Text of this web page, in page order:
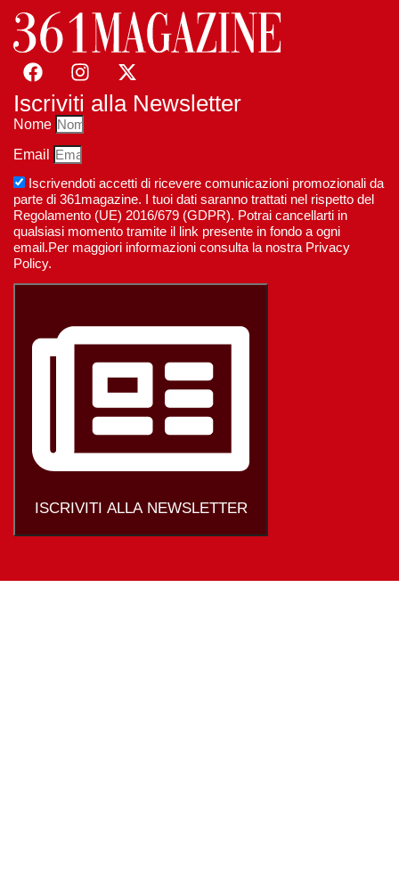
Iscriviti alla Newsletter
Nome
Email
Iscrivendoti accetti di ricevere comunicazioni promozionali da
parte di 361magazine. I tuoi dati saranno trattati nel rispetto del
Regolamento (UE) 2016/679 (GDPR). Potrai cancellarti in
qualsiasi momento tramite il link presente in fondo a ogni
email.Per maggiori informazioni consulta la nostra Privacy
Policy.
ISCRIVITI ALLA NEWSLETTER